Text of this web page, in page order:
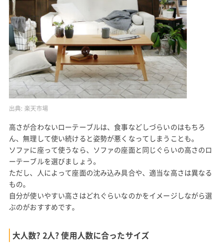
出典: 楽天市場
高さが合わないローテーブルは、食事などしづらいのはもちろ
ん、無理して使い続けると姿勢が悪くなってしまうことも。
ソファに座って使うなら、ソファの座面と同じぐらいの高さのロ
ーテーブルを選びましょう。
ただし、人によって座面の沈み込み具合や、適当な高さは異なる
もの。
自分が使いやすい高さはどれぐらいなのかをイメージしながら選
ぶのがおすすめです。
大人数? 2人? 使用人数に合ったサイズ